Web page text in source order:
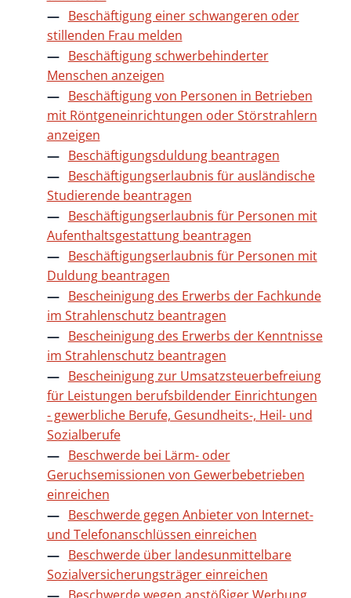
Beschäftigung einer schwangeren oder
stillenden Frau melden
Beschäftigung schwerbehinderter
Menschen anzeigen
Beschäftigung von Personen in Betrieben
mit Röntgeneinrichtungen oder Störstrahlern
anzeigen
Beschäftigungsduldung beantragen
Beschäftigungserlaubnis für ausländische
Studierende beantragen
Beschäftigungserlaubnis für Personen mit
Aufenthaltsgestattung beantragen
Beschäftigungserlaubnis für Personen mit
Duldung beantragen
Bescheinigung des Erwerbs der Fachkunde
im Strahlenschutz beantragen
Bescheinigung des Erwerbs der Kenntnisse
im Strahlenschutz beantragen
Bescheinigung zur Umsatzsteuerbefreiung
für Leistungen berufsbildender Einrichtungen
- gewerbliche Berufe, Gesundheits-, Heil- und
Sozialberufe
Beschwerde bei Lärm- oder
Geruchsemissionen von Gewerbebetrieben
einreichen
Beschwerde gegen Anbieter von Internet-
und Telefonanschlüssen einreichen
Beschwerde über landesunmittelbare
Sozialversicherungsträger einreichen